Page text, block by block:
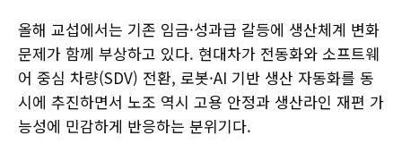
올해 교섭에서는 기존 임금·성과급 갈등에 생산체계 변화
문제가 함께 부상하고 있다. 현대차가 전동화와 소프트웨
어 중심 차량(SDV) 전환, 로봇·AI 기반 생산 자동화를 동
시에 추진하면서 노조 역시 고용 안정과 생산라인 재편 가
능성에 민감하게 반응하는 분위기다.